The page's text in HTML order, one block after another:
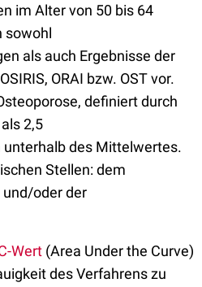
im Alter von 50 bis 64
sowohl
als auch Ergebnisse der
ORAI bzw. OST vor.
definiert durch
2,5
des Mittelwertes.
Stellen: dem
oder der
Wert (Area Under the Curve)
des Verfahrens zu